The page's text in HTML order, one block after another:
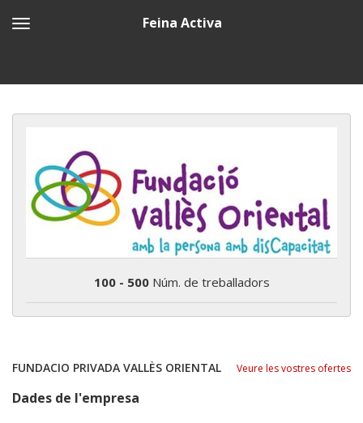
Feina Activa
100 - 500Núm. de treballadors
FUNDACIO PRIVADA VALLÈS ORIENTAL Veure les vostres ofertes
Dades de l'empresa